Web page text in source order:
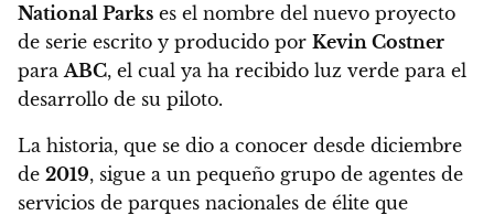
National Parks es el nombre del nuevo proyecto
de serie escrito y producido por Kevin Costner
para ABC, el cual ya ha recibido luz verde para el
desarrollo de su piloto.
La historia, que se dio a conocer desde diciembre
de 2019, sigue a un pequeño grupo de agentes de
servicios de parques nacionales de élite que